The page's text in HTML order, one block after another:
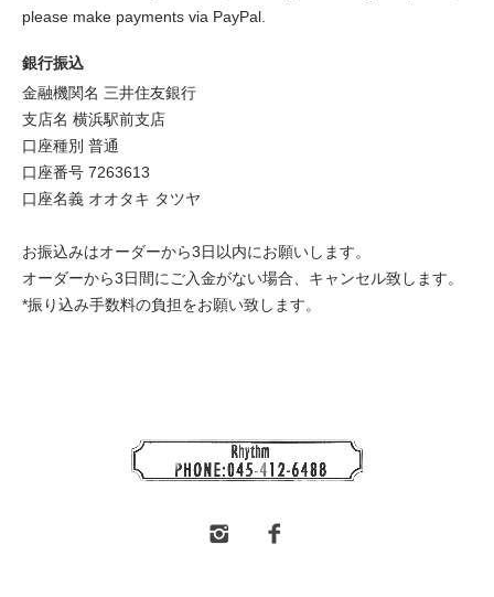
please make payments via PayPal.
銀行振込
金融機関名 三井住友銀行
支店名 横浜駅前支店
口座種別 普通
口座番号 7263613
口座名義 オオタキ タツヤ
お振込みはオーダーから3日以内にお願いします。
オーダーから3日間にご入金がない場合、キャンセル致します。
*振り込み手数料の負担をお願い致します。